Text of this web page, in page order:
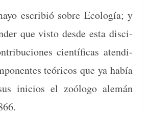
escribió sobre Ecología; y
que vis­to des­de esta dis­ci­
cien­tí­fi­cas aten­di­
teóri­cos que ya había
ini­cios el zoól­o­go alemán